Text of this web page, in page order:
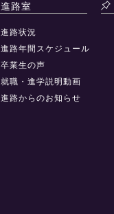
進路室
進路状況
進路年間スケジュール
卒業生の声
就職・進学説明動画
進路からのお知らせ